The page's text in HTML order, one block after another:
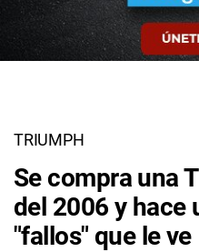
TRIUMPH
Se compra una
del 2006 y hace
"fallos" que le ve